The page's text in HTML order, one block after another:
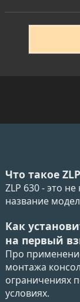
Что такое
ZLP 630 - это
название
Как
на первый
Про
монтажа
ограничениях
условиях.